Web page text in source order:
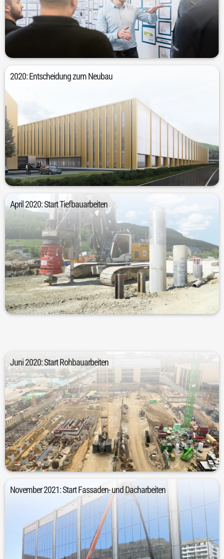
2016 entstanden erste Ideen für eine umfassende Investition in
Albstadt, da die räumliche Situation keinen optimalen Materialfluss
in der Produktion ermöglichte.
2020: Entscheidung zum Neubau
Nach genaueren Analysen reifte im Jahr 2019 die Gewissheit, dass
ein Neubau deutliche Vorteile gegenüber einem Umbau der
Bestandsgebäude bietet. Die finale Entscheidung für den Neubau
fiel Anfang 2020.
April 2020: Start Tiefbauarbeiten
Die Bau- und Vorbereitungsphase begann im April 2020 mit den
ersten Tiefbauarbeiten. Hierbei wurden 220.000 Tonnen
Aushubmaterial entfernt. Zudem wurden 482 Pfähle mit
durchschnittlich 16 Metern Tiefe verbaut.
Juni 2020: Start Rohbauarbeiten
Bereits zwei Monate später, im Juni 2020, konnten die Arbeiten am
Rohbau starten.
November 2021: Start Fassaden- und Dacharbeiten